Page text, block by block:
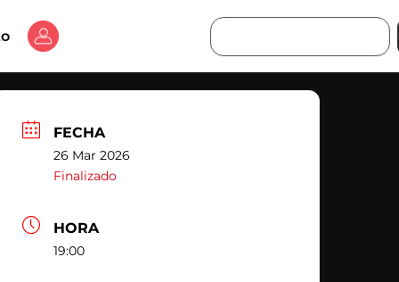
Buscar
FECHA
26 Mar 2026
Finalizado
HORA
19:00